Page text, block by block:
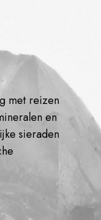
met reizen
en
sieraden